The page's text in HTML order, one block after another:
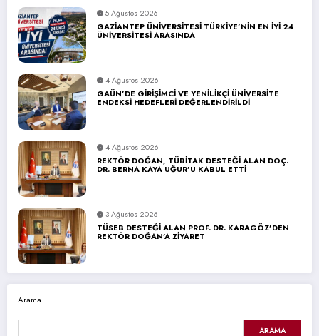
5 Ağustos 2026
GAZİANTEP ÜNİVERSİTESİ TÜRKİYE’NİN EN İYİ 24
ÜNİVERSİTESİ ARASINDA
4 Ağustos 2026
GAÜN’DE GİRİŞİMCİ VE YENİLİKÇİ ÜNİVERSİTE
ENDEKSİ HEDEFLERİ DEĞERLENDİRİLDİ
4 Ağustos 2026
REKTÖR DOĞAN, TÜBİTAK DESTEĞİ ALAN DOÇ.
DR. BERNA KAYA UĞUR’U KABUL ETTİ
3 Ağustos 2026
TÜSEB DESTEĞİ ALAN PROF. DR. KARAGÖZ’DEN
REKTÖR DOĞAN’A ZİYARET
Arama
ARAMA